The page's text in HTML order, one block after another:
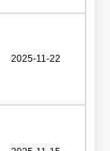
2025-11-22